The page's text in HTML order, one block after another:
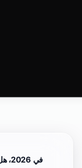
في